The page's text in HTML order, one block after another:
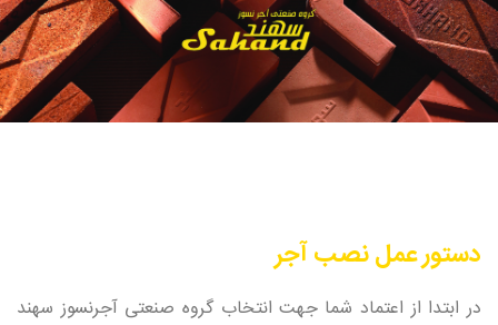
دستور عمل نصب آجر
در ابتدا از اعتماد شما جهت انتخاب گروه صنعتی آجرنسوز سهند